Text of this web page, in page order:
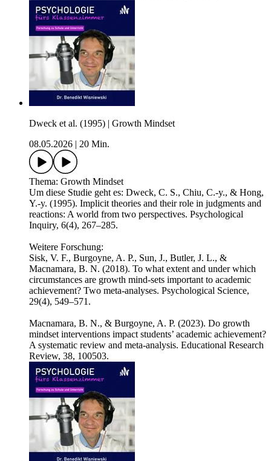
Dweck et al. (1995) | Growth Mindset
08.05.2026
20 Min.
Thema: Growth Mindset
Um diese Studie geht es: Dweck, C. S., Chiu, C.-y., & Hong,
Y.-y. (1995). Implicit theories and their role in judgments and
reactions: A world from two perspectives. Psychological
Inquiry, 6(4), 267–285.
Weitere Forschung:
Sisk, V. F., Burgoyne, A. P., Sun, J., Butler, J. L., &
Macnamara, B. N. (2018). To what extent and under which
circumstances are growth mind-sets important to academic
achievement? Two meta-analyses. Psychological Science,
29(4), 549–571.
Macnamara, B. N., & Burgoyne, A. P. (2023). Do growth
mindset interventions impact students’ academic achievement?
A systematic review and meta-analysis. Educational Research
Review, 38, 100503.